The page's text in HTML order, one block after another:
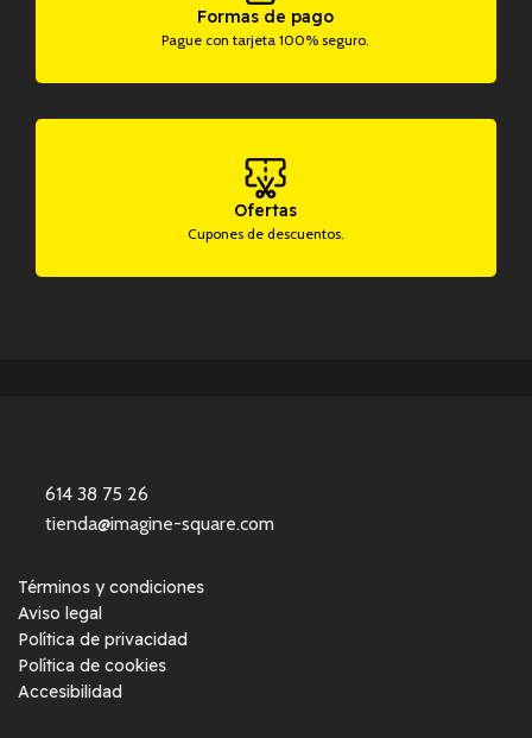
Formas de pago
Pague con tarjeta 100% seguro.
Ofertas
Cupones de descuentos.
614 38 75 26
tienda@imagine-square.com
Términos y condiciones
Aviso legal
Política de privacidad
Política de cookies
Accesibilidad